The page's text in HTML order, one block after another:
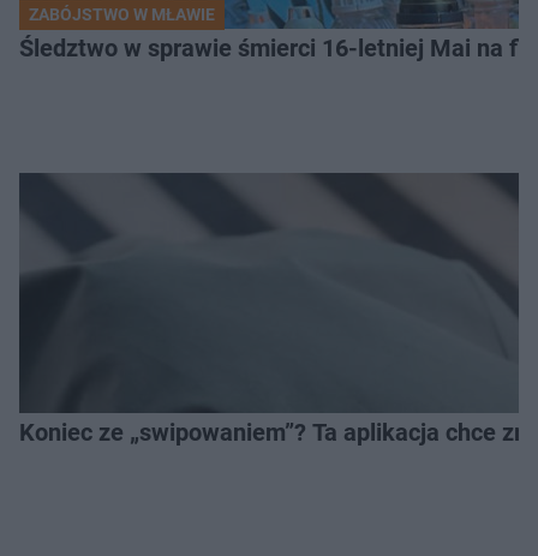
ZABÓJSTWO W MŁAWIE
Śledztwo w sprawie śmierci 16-letniej Mai na
Koniec ze „swipowaniem”? Ta aplikacja chce